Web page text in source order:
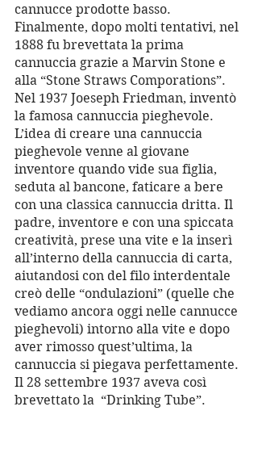
cannucce prodotte basso.
Finalmente, dopo molti tentativi, nel
1888 fu brevettata la prima
cannuccia grazie a Marvin Stone e
alla “Stone Straws Comporations”.
Nel 1937 Joeseph Friedman, inventò
la famosa cannuccia pieghevole.
L’idea di creare una cannuccia
pieghevole venne al giovane
inventore quando vide sua figlia,
seduta al bancone, faticare a bere
con una classica cannuccia dritta. Il
padre, inventore e con una spiccata
creatività, prese una vite e la inserì
all’interno della cannuccia di carta,
aiutandosi con del filo interdentale
creò delle “ondulazioni” (quelle che
vediamo ancora oggi nelle cannucce
pieghevoli) intorno alla vite e dopo
aver rimosso quest’ultima, la
cannuccia si piegava perfettamente.
Il 28 settembre 1937 aveva così
brevettato la  “Drinking Tube”.